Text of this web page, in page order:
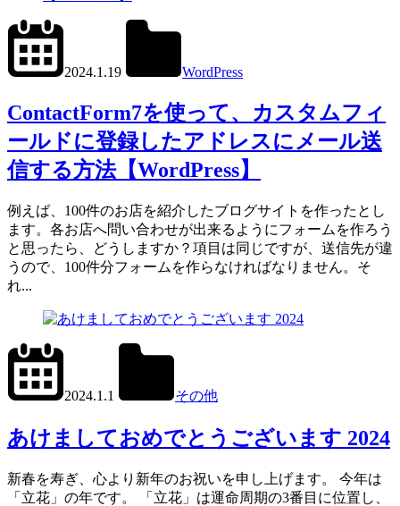
2024.1.19
WordPress
Form
7
ContactForm7を使って、カスタムフィ
ールドに登録したアドレスにメール送
信する方法【WordPress】
例えば、100件のお店を紹介したブログサイトを作ったとし
ます。各お店へ問い合わせが出来るようにフォームを作ろう
と思ったら、どうしますか？項目は同じですが、送信先が違
うので、100件分フォームを作らなければなりません。そ
れ...
2024.1.1 その他
あけましておめでとうございます 2024
新春を寿ぎ、心より新年のお祝いを申し上げます。 今年は
「立花」の年です。 「立花」は運命周期の3番目に位置し、